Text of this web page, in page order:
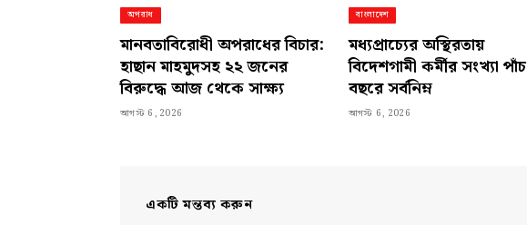
অপরাধ
মানবতাবিরোধী অপরাধের বিচার:
হাছান মাহমুদসহ ২২ জনের
বিরুদ্ধে আজ থেকে সাক্ষ্য
আগস্ট 6, 2026
বাংলাদেশ
মধ্যপ্রাচ্যের অস্থিরতায়
বিদেশগামী কর্মীর সংখ্যা পাঁচ
বছরে সর্বনিম্ন
আগস্ট 6, 2026
একটি মন্তব্য করুন